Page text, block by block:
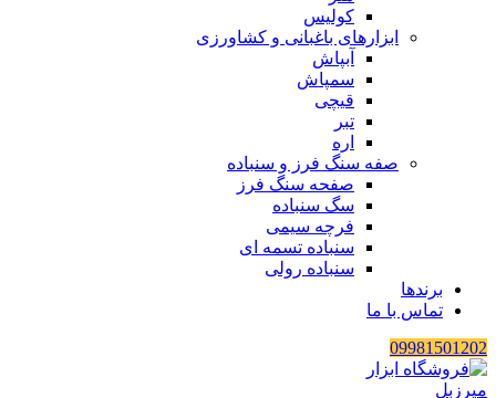
کولیس
ابزارهای باغبانی و کشاورزی
آبپاش
سمپاش
قیچی
تبر
اره
صفه سنگ فرز و سنباده
صفحه سنگ فرز
سگ سنباده
فرچه سیمی
سنباده تسمه ای
سنباده رولی
برندها
تماس با ما
09981501202